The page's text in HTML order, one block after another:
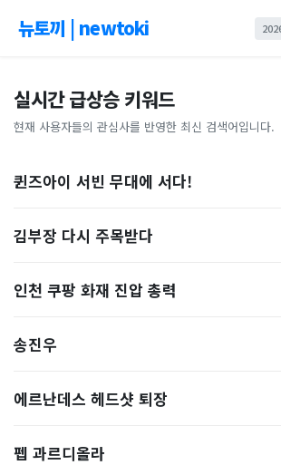
뉴토끼 | newtoki
실시간 급상승 키워드
현재 사용자들의 관심사를 반영한 최신 검색어입니다.
퀸즈아이 서빈 무대에 서다!
김부장 다시 주목받다
인천 쿠팡 화재 진압 총력
송진우
에르난데스 헤드샷 퇴장
펩 과르디올라